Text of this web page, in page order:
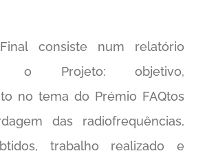
consiste num relatório
o Projeto: objetivo,
no tema do Prémio FAQtos
das radiofrequências,
trabalho realizado e